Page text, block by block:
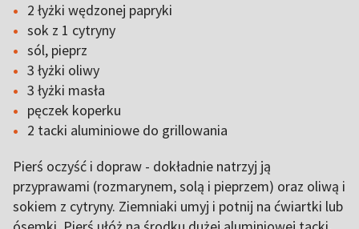
2 łyżki wędzonej papryki
sok z 1 cytryny
sól, pieprz
3 łyżki oliwy
3 łyżki masła
pęczek koperku
2 tacki aluminiowe do grillowania
Pierś oczyść i dopraw - dokładnie natrzyj ją
przyprawami (rozmarynem, solą i pieprzem) oraz oliwą i
sokiem z cytryny. Ziemniaki umyj i potnij na ćwiartki lub